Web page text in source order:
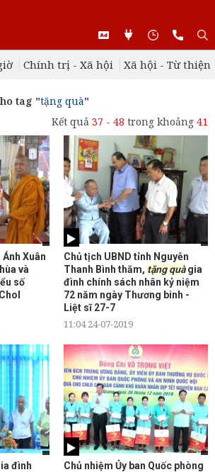
Chính trị - Xã hội Xã hội - Từ thiện
tag "tặng quà"
Kết quả 37 - 48 trong khoảng 41
Xuân
và
số
Chủ tịch UBND tỉnh Nguyễn
Thanh Bình thăm, tặng quàgia
đình chính sách nhân kỷ niệm
72 năm ngày Thương binh -
Liệt sĩ 27-7
11:04 24-07-2019
đình
Chủ nhiệm Ủy ban Quốc phòng